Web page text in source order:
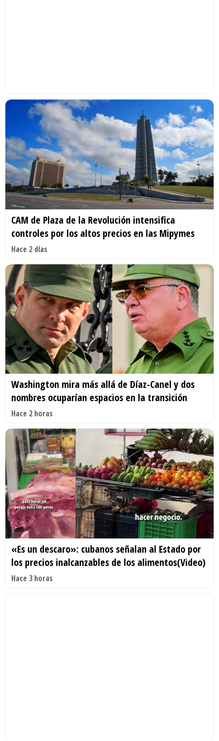
CAM de Plaza de la Revolución intensifica
controles por los altos precios en las Mipymes
Hace 2 días
Washington mira más allá de Díaz-Canel y dos
nombres ocuparían espacios en la transición
Hace 2 horas
«Es un descaro»: cubanos señalan al Estado por
los precios inalcanzables de los alimentos(Video)
Hace 3 horas